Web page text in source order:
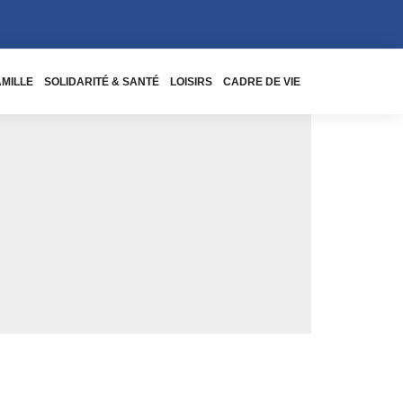
SOLIDARITÉ & SANTÉ LOISIRS CADRE DE VIE